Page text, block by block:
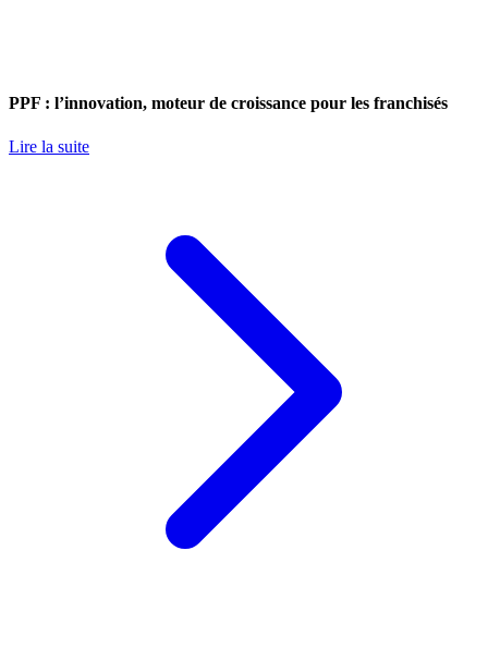
PPF : l’innovation, moteur de croissance pour les franchisés
Lire la suite